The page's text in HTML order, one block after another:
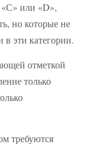
«С» или «D»,
но которые не
в эти категории.
отметкой
только
требуются